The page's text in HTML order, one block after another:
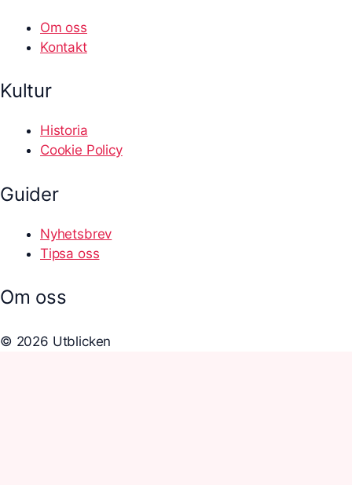
Om oss
Kontakt
Kultur
Historia
Cookie Policy
Guider
Nyhetsbrev
Tipsa oss
Om oss
© 2026 Utblicken